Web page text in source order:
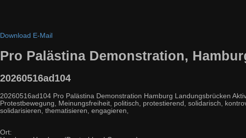
Download E-Mail
Pro Palästina Demonstration,
20260516ad104
20260516ad104 Pro Palästina Demonstration Hamburg Landungsbrücken
Protestbewegung, Meinungsfreiheit, politisch, protestierend, solidarisch,
solidarisieren, thematisieren, engagieren,
Ort: